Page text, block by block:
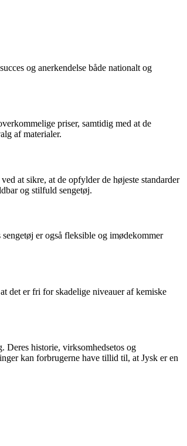
og anerkendelse både nationalt og
priser, samtidig med at de
af materialer.
at sikre, at de opfylder de højeste standarder
og stilfuld sengetøj.
er også fleksible og imødekommer
det er fri for skadelige niveauer af kemiske
Deres historie, virksomhedsetos og
kan forbrugerne have tillid til, at Jysk er en